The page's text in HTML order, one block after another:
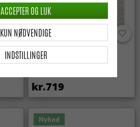
Uldtæppe - Avafors Wool
Bubble (natural)
kr.719
Nyhed
INDSTILLINGER
KUN NØDVENDIGE
ACCEPTER OG LUK